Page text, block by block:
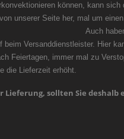
können, kann sich
unserer Seite her, mal um
Auch haben wir
beim Versanddienstleister. Hier
Feiertagen, immer mal zu
die Lieferzeit erhöht.
Lieferung, sollten Sie deshalb